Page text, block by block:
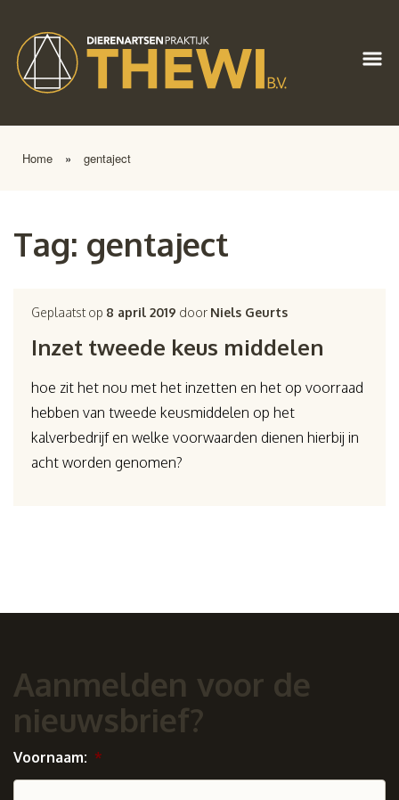
Home » gentaject
Tag: gentaject
Geplaatst op 8 april 2019 door Niels Geurts
Inzet tweede keus middelen
hoe zit het nou met het inzetten en het op voorraad
hebben van tweede keusmiddelen op het
kalverbedrijf en welke voorwaarden dienen hierbij in
acht worden genomen?
Aanmelden voor de
nieuwsbrief?
Voornaam: *